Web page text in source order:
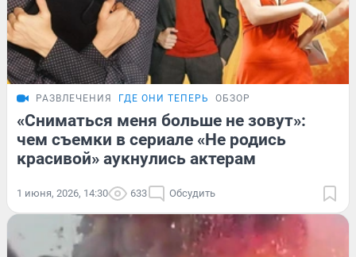
РАЗВЛЕЧЕНИЯ ГДЕ ОНИ ТЕПЕРЬ ОБЗОР
«Сниматься меня больше не зовут»:
чем съемки в сериале «Не родись
красивой» аукнулись актерам
1 июня, 2026, 14:30 633 Обсудить